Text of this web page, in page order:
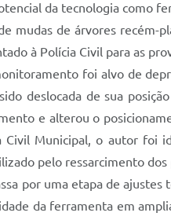
da tecnologia como
mudas de árvores
à Polícia Civil para as
foi alvo de
deslocada de sua
e alterou o
Civil Municipal, o autor foi
pelo ressarcimento
por uma etapa de
da ferramenta em